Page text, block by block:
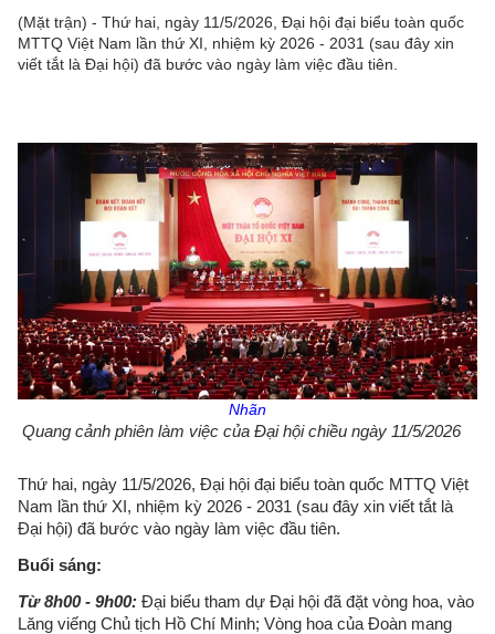
(Mặt trận) - Thứ hai, ngày 11/5/2026, Đại hội đại biểu toàn quốc
MTTQ Việt Nam lần thứ XI, nhiệm kỳ 2026 - 2031 (sau đây xin
viết tắt là Đại hội) đã bước vào ngày làm việc đầu tiên.
Nhãn
Quang cảnh phiên làm việc của Đại hội chiều ngày 11/5/2026
Thứ hai, ngày 11/5/2026, Đại hội đại biểu toàn quốc MTTQ Việt
Nam lần thứ XI, nhiệm kỳ 2026 - 2031 (sau đây xin viết tắt là
Đại hội) đã bước vào ngày làm việc đầu tiên.
Buổi sáng:
Từ 8h00 - 9h00: Đại biểu tham dự Đại hội đã đặt vòng hoa, vào
Lăng viếng Chủ tịch Hồ Chí Minh; Vòng hoa của Đoàn mang